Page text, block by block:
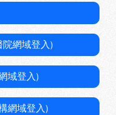
網域登入)
域登入)
網域登入)